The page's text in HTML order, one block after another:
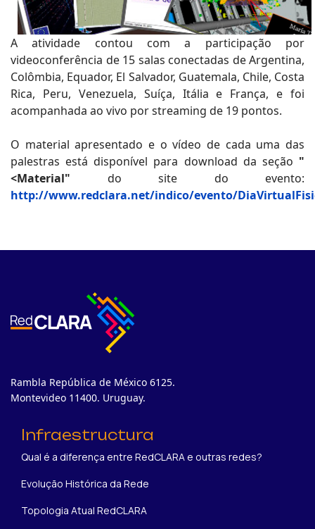
A atividade contou com a participação por
videoconferência de 15 salas conectadas de Argentina,
Colômbia, Equador, El Salvador, Guatemala, Chile, Costa
Rica, Peru, Venezuela, Suíça, Itália e França, e foi
acompanhada ao vivo por streaming de 19 pontos.
O material apresentado e o vídeo de cada uma das
palestras está disponível para download da seção "
<Material" do site do evento:
http://www.redclara.net/indico/evento/
Rambla República de México 6125.
Montevideo 11400. Uruguay.
Infraestructura
Qual é a diferença entre RedCLARA e outras redes?
Evolução Histórica da Rede
Topologia Atual RedCLARA